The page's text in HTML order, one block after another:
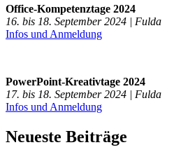
Office-Kompetenztage 2024
16. bis 18. September 2024 | Fulda
Infos und Anmeldung
PowerPoint-Kreativtage 2024
17. bis 18. September 2024 | Fulda
Infos und Anmeldung
Neueste Beiträge